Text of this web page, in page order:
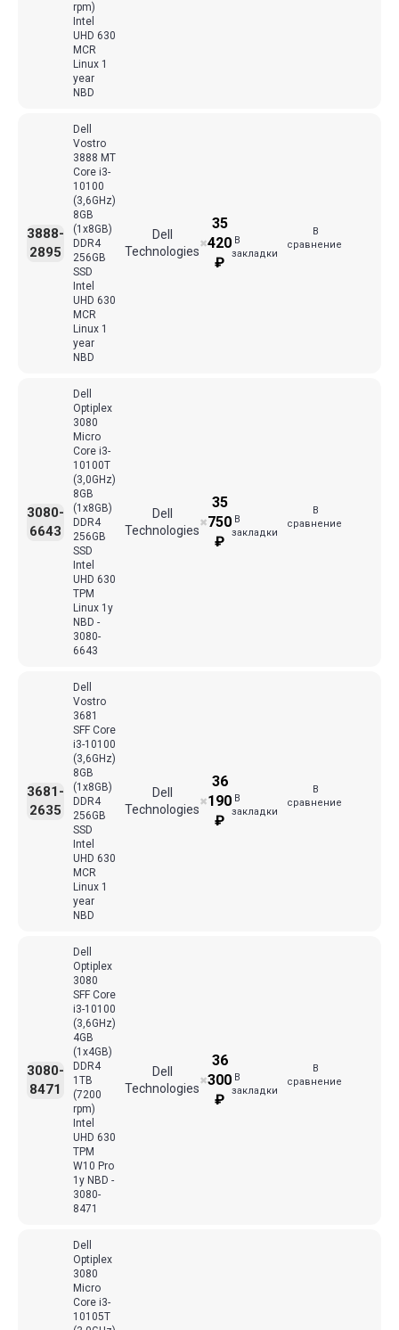
rpm)
Intel
UHD 630
MCR
Linux 1
year
NBD
Dell
Vostro
3888 MT
Core i3-
10100
(3,6GHz)
8GB
(1x8GB)
DDR4
256GB
SSD
Intel
UHD 630
MCR
Linux 1
year
NBD
Dell
Technologies
3888-
2895
✖
35
420
₽
В
закладки
В
сравнение
Dell
Optiplex
3080
Micro
Core i3-
10100T
(3,0GHz)
8GB
(1x8GB)
DDR4
256GB
SSD
Intel
UHD 630
TPM
Linux 1y
NBD -
3080-
6643
Dell
Technologies
3080-
6643
✖
35
750
₽
В
закладки
В
сравнение
Dell
Vostro
3681
SFF Core
i3-10100
(3,6GHz)
8GB
(1x8GB)
DDR4
256GB
SSD
Intel
UHD 630
MCR
Linux 1
year
NBD
Dell
Technologies
3681-
2635
✖
36
190
₽
В
закладки
В
сравнение
Dell
Optiplex
3080
SFF Core
i3-10100
(3,6GHz)
4GB
(1x4GB)
DDR4
1TB
(7200
rpm)
Intel
UHD 630
TPM
W10 Pro
1y NBD -
3080-
8471
Dell
Technologies
3080-
8471
✖
36
300
₽
В
закладки
В
сравнение
Dell
Optiplex
3080
Micro
Core i3-
10105T